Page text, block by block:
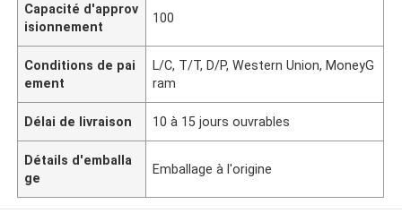
Capacité d'approv
isionnement
100
Conditions de pai
ement
L/C, T/T, D/P, Western Union, MoneyG
ram
Délai de livraison 10 à 15 jours ouvrables
Détails d'emballa
ge
Emballage à l'origine